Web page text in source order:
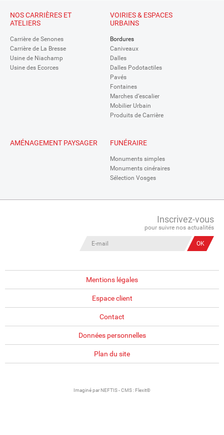
NOS CARRIÈRES ET
ATELIERS
Carrière de Senones
Carrière de La Bresse
Usine de Niachamp
Usine des Ecorces
VOIRIES & ESPACES
URBAINS
Bordures
Caniveaux
Dalles
Dalles Podotactiles
Pavés
Fontaines
Marches d’escalier
Mobilier Urbain
Produits de Carrière
AMÉNAGEMENT PAYSAGER FUNÉRAIRE
Monuments simples
Monuments cinéraires
Sélection Vosges
Inscrivez-vous
pour suivre nos actualités
Mentions légales
Espace client
Contact
Données personnelles
Plan du site
Imaginé parNEFTIS- CMS : Flexit©